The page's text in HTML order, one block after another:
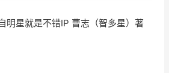
明星就是不错IP 曹志（智多星）著